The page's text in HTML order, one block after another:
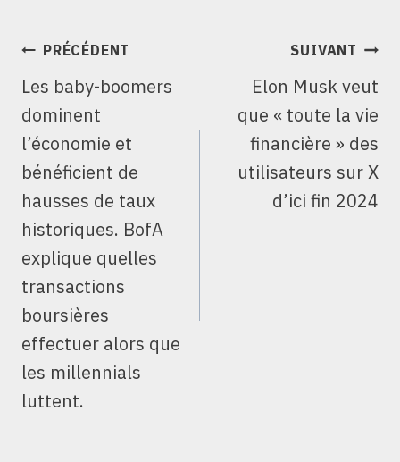
NAVIGATION
L’ARTICLE
PRÉCÉDENT
Les baby-boomers
dominent
l’économie et
bénéficient de
hausses de taux
historiques. BofA
explique quelles
transactions
boursières
effectuer alors que
les millennials
luttent.
SUIVANT
Elon Musk veut
que « toute la vie
financière » des
utilisateurs sur X
d’ici fin 2024